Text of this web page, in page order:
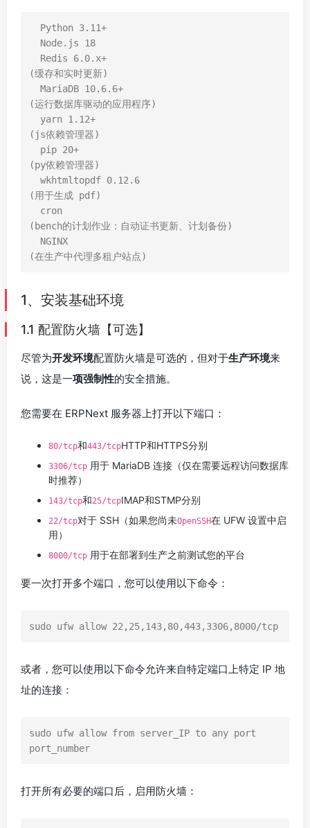
(缓存和实时更新)
(运行数据库驱动的应用程序)
(js依赖管理器)
(py依赖管理器)
(用于生成 pdf)
(bench的计划作业：自动证书更新、计划备份)
(在生产中代理多租户站点)
1、安装基础环境
1.1 配置防火墙【可选】
尽管为开发环境配置防火墙是可选的，但对于生产环境来
说，这是一项强制性的安全措施。
您需要在 ERPNext 服务器上打开以下端口：
80/tcp和443/tcpHTTP和HTTPS分别
3306/tcp 用于 MariaDB 连接（仅在需要远程访问数据库
时推荐）
143/tcp和25/tcpIMAP和STMP分别
22/tcp对于 SSH（如果您尚未OpenSSH在 UFW 设置中启
用）
8000/tcp 用于在部署到生产之前测试您的平台
要一次打开多个端口，您可以使用以下命令：
sudo ufw allow 22,25,143,80,443,3306,8000/tcp
或者，您可以使用以下命令允许来自特定端口上特定 IP 地
址的连接：
sudo ufw allow from server_IP to any port
port_number
打开所有必要的端口后，启用防火墙：